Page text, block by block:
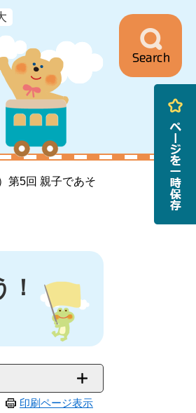
ニ
第5回 親子であそ
印刷ページ表示